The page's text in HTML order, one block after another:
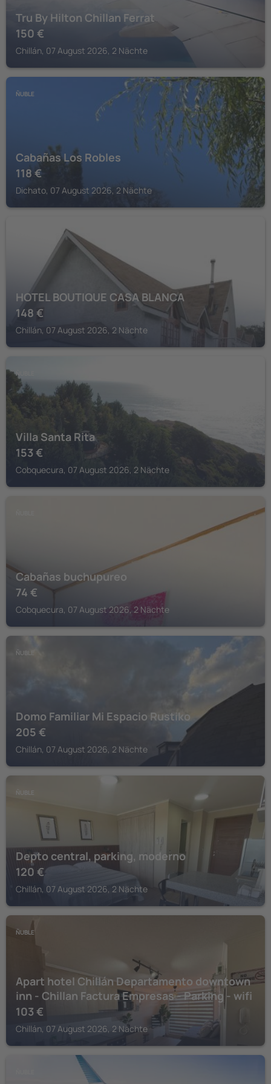
Tru By Hilton Chillan Ferrat
150 €
Chillán, 07 August 2026, 2 Nächte
ÑUBLE
Cabañas Los Robles
118 €
Dichato, 07 August 2026, 2 Nächte
HOTEL BOUTIQUE CASA BLANCA
148 €
Chillán, 07 August 2026, 2 Nächte
ÑUBLE
Villa Santa Rita
153€
Cobquecura, 07 August 2026, 2 Nächte
Cabañas buchupureo
74 €
Cobquecura, 07 August 2026, 2 Nächte
ÑUBLE
Domo Familiar Mi Espacio Rustiko
205 €
Chillán, 07 August 2026, 2 Nächte
ÑUBLE
Depto central, parking, moderno
120 €
Chillán, 07 August 2026, 2 Nächte
ÑUBLE
Apart hotel Chillán Departamento downtown
inn - Chillan Factura Empresas - Parking - wifi
103 €
Chillán, 07 August 2026, 2 Nächte